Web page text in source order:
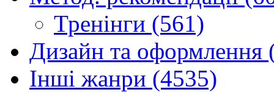
Тренінги (561)
Дизайн та оформлення
Інші жанри (4535)